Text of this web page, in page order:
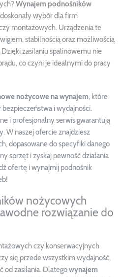
Wynajem podnośników
wybór dla firm
montażowych. Urządzenia te
stabilnością oraz możliwością
zasilaniu spalinowemu nie
co czyni je idealnymi do pracy
nożycowe na wynajem, które
bezpieczeństwa i wydajności.
i profesjonalny serwis gwarantują
W naszej ofercie znajdziesz
dopasowane do specyfiki danego
sprzęt i zyskaj pewność działania
ofertę i wynajmij podnośnik
nożycowych
rozwiązanie do
czy konserwacyjnych
się przede wszystkim wydajność,
od zasilania. Dlatego wynajem